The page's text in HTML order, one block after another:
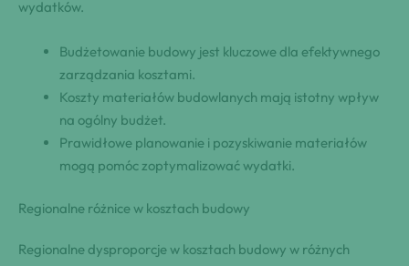
wydatków.
Budżetowanie budowy jest kluczowe dla efektywnego
zarządzania kosztami.
Koszty materiałów budowlanych mają istotny wpływ
na ogólny budżet.
Prawidłowe planowanie i pozyskiwanie materiałów
mogą pomóc zoptymalizować wydatki.
Regionalne różnice w kosztach budowy
Regionalne dysproporcje w kosztach budowy w różnych